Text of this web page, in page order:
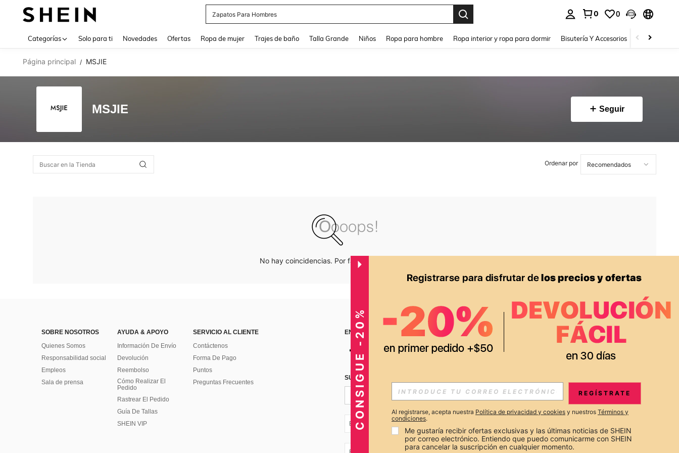
Zapatos Para Hombres
0 0
Categorías Solo para ti Novedades Ofertas Ropa de mujer Trajes de baño Talla Grande Niños Ropa para hombre Ropa interior y ropa para dormir Bisutería Y Accesorios Zapatos
Página principal / MSJIE
MSJIE Seguir
Ordenar por
No hay coincidencias. Por favor inténtalo de nuevo.
SOBRE NOSOTROS
Quienes Somos
Responsabilidad social
Empleos
Sala de prensa
AYUDA & APOYO
Información De Envío
Devolución
Reembolso
Cómo Realizar El
Pedido
Rastrear El Pedido
Guía De Tallas
SHEIN VIP
SERVICIO AL CLIENTE
Contáctenos
Forma De Pago
Puntos
Preguntas Frecuentes
ENCUÉNTRANOS EN APP
SUSCRÍBETE PARA RECIBIR OFERTAS EXCLUSIVAS, PROMOCIONES Y NOTICIAS DE SHEIN
Suscribir
EC + 593
CONSIGUE -20% REGÍSTRATE
Al registrarse, acepta nuestra Política de privacidad y cookies y nuestros Términos y
condiciones.
Me gustaría recibir ofertas exclusivas y las últimas noticias de SHEIN
por correo electrónico. Entiendo que puedo comunicarme con SHEIN
para cancelar la suscripción en cualquier momento.